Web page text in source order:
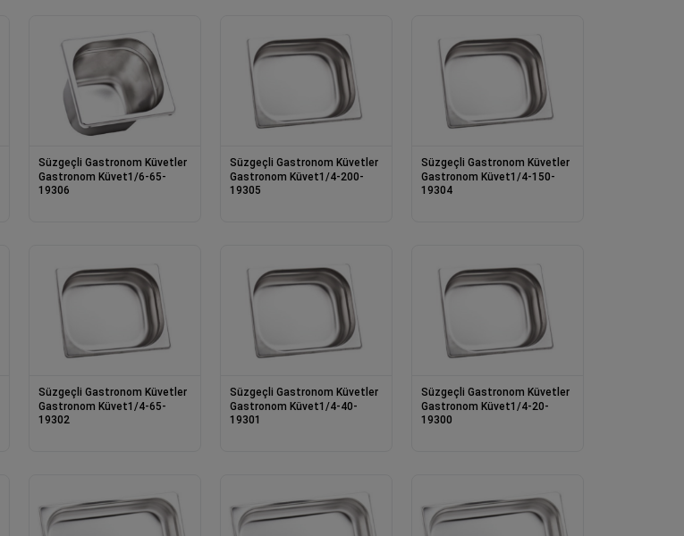
Süzgeçli Gastronom Küvetler
Gastronom Küvet1/6-65-
19306
Süzgeçli Gastronom Küvetler
Gastronom Küvet1/4-200-
19305
Süzgeçli Gastronom Küvetler
Gastronom Küvet1/4-150-
19304
Süzgeçli Gastronom Küvetler
Gastronom Küvet1/4-65-
19302
Süzgeçli Gastronom Küvetler
Gastronom Küvet1/4-40-
19301
Süzgeçli Gastronom Küvetler
Gastronom Küvet1/4-20-
19300